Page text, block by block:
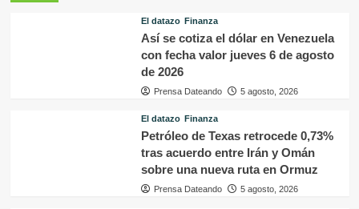
El datazo Finanza
Así se cotiza el dólar en Venezuela
con fecha valor jueves 6 de agosto
de 2026
Prensa Dateando 5 agosto, 2026
El datazo Finanza
Petróleo de Texas retrocede 0,73%
tras acuerdo entre Irán y Omán
sobre una nueva ruta en Ormuz
Prensa Dateando 5 agosto, 2026